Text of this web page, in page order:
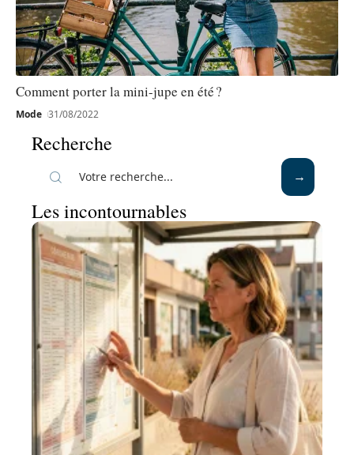
Comment porter la mini-jupe en été ?
Mode 31/08/2022
Recherche
Les incontournables